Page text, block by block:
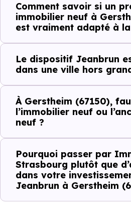
Avant la fiscalité,
simple : quelle est
votre projet
locatif avec le
à Gerstheim (67150)
Gerstheim (67150), la
locatifse lit à travers plusieurs
Critères de terrain à
investissement immobilier
Comment savoir si un
immobilier neuf à
est vraiment adapté à
Le dispositif Jeanbrun
dans une ville hors
À Gerstheim (67150),
l’immobilier neuf ou
neuf ?
Pourquoi passer par
Strasbourg plutôt que
dans votre
Jeanbrun à Gerstheim